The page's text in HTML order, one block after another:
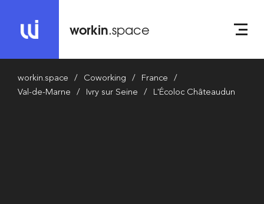
workin.space
workin.space Coworking
France
Val-de-Marne
Ivry sur Seine L'Écoloc Châteaudun